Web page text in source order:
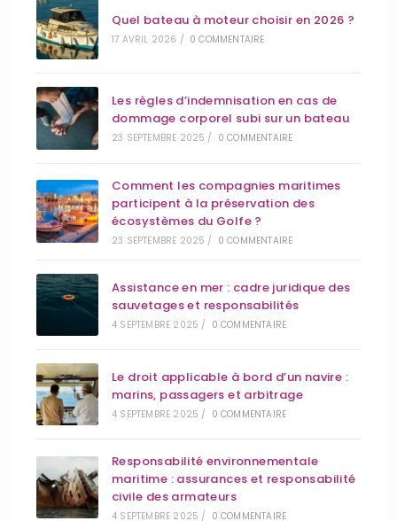
Quel bateau à moteur choisir en 2026 ?
17 AVRIL 2026 / 0 COMMENTAIRE
Les règles d’indemnisation en cas de
dommage corporel subi sur un bateau
23 SEPTEMBRE 2025 / 0 COMMENTAIRE
Comment les compagnies maritimes
participent à la préservation des
écosystèmes du Golfe ?
23 SEPTEMBRE 2025 / 0 COMMENTAIRE
Assistance en mer : cadre juridique des
sauvetages et responsabilités
4 SEPTEMBRE 2025 / 0 COMMENTAIRE
Le droit applicable à bord d’un navire :
marins, passagers et arbitrage
4 SEPTEMBRE 2025 / 0 COMMENTAIRE
Responsabilité environnementale
maritime : assurances et responsabilité
civile des armateurs
4 SEPTEMBRE 2025 / 0 COMMENTAIRE